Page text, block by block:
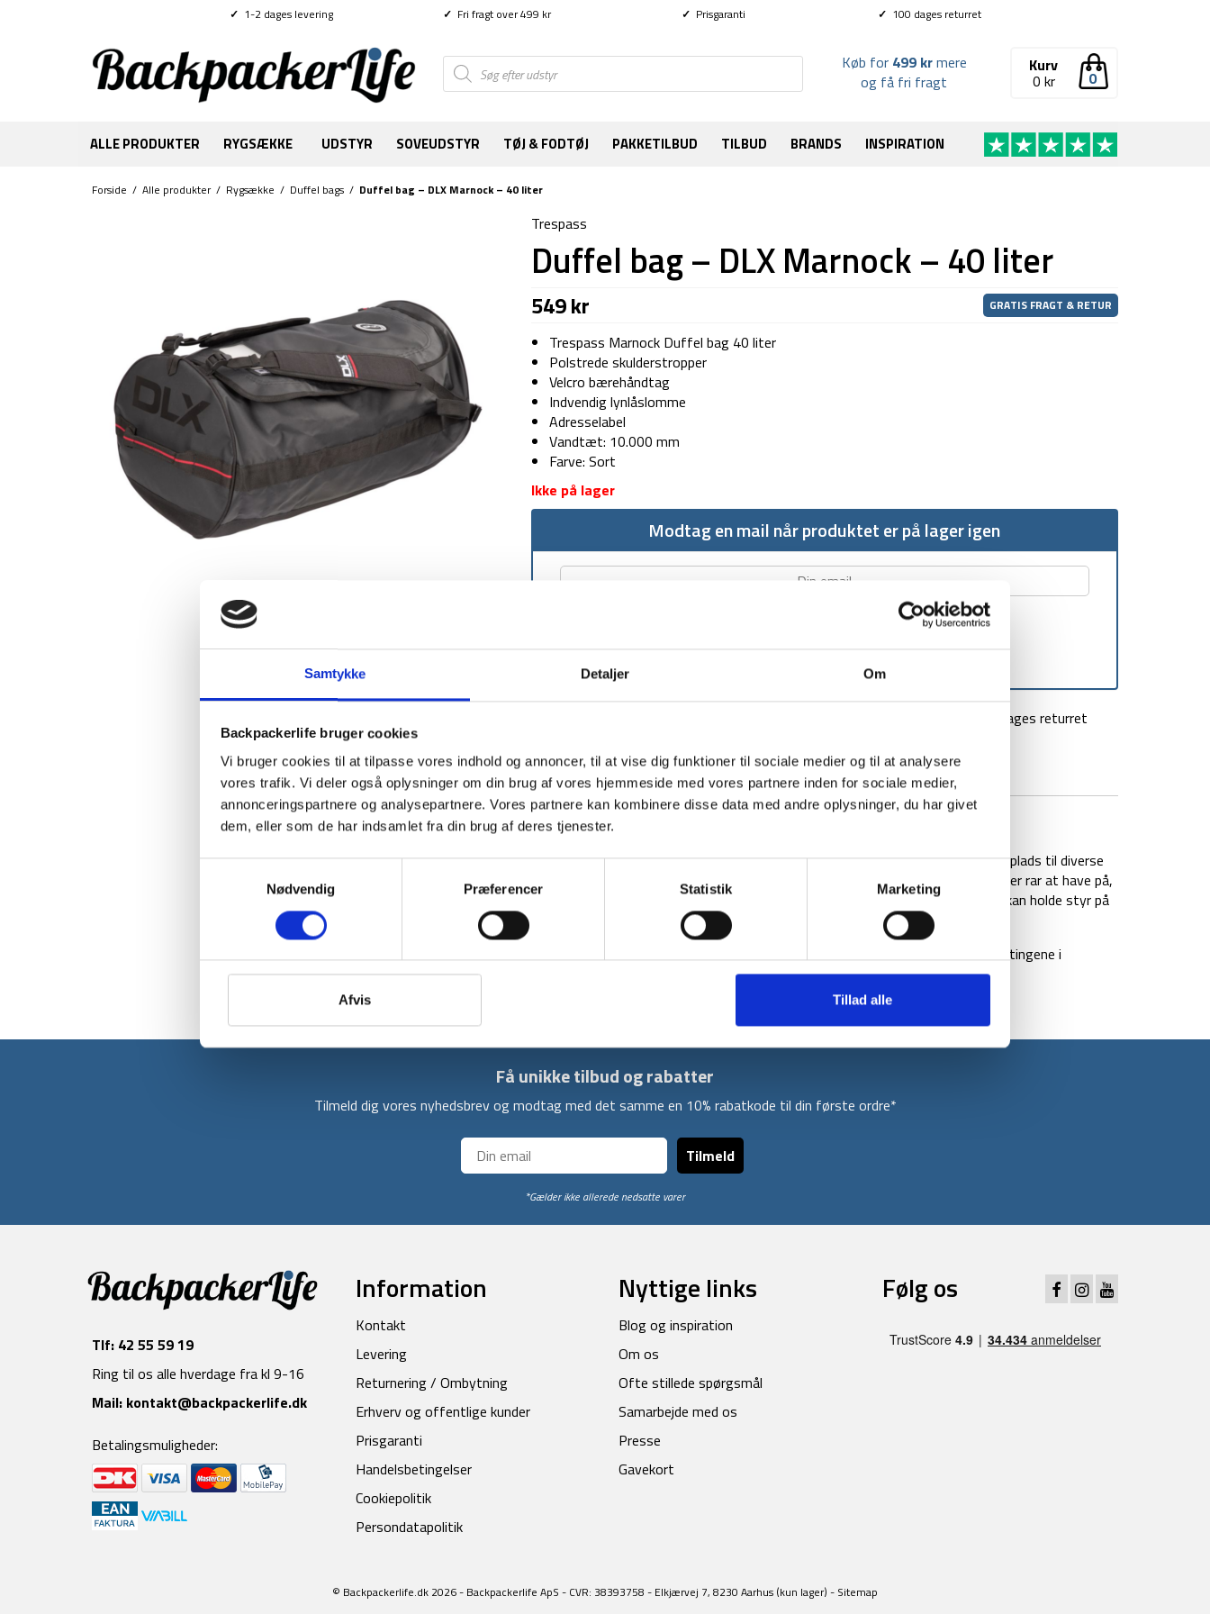
Samtykke Detaljer Om
Backpackerlife bruger cookies
Vi bruger cookies til at tilpasse vores indhold og annoncer, til at vise dig funktioner til sociale medier og til at analysere
vores trafik. Vi deler også oplysninger om din brug af vores hjemmeside med vores partnere inden for sociale medier,
annonceringspartnere og analysepartnere. Vores partnere kan kombinere disse data med andre oplysninger, du har givet
dem, eller som de har indsamlet fra din brug af deres tjenester.
Nødvendig
Præferencer Statistik Marketing
Afvis Tillad alle
✓ 1-2 dages levering ✓ Fri fragt over 499 kr ✓ Prisgaranti ✓ 100 dages returret
Products
search 0
Kurv
0 kr
Køb for 499 krmere
og få fri fragt
ALLE PRODUKTER RYGSÆKKE UDSTYR SOVEUDSTYR TØJ & FODTØJ PAKKETILBUD TILBUD BRANDS INSPIRATION
Forside / Alle produkter/ Rygsække / Duffel bags / Duffel bag – DLX Marnock – 40 liter
Trespass
Duffel bag – DLX Marnock – 40 liter
549kr GRATIS FRAGT & RETUR
Trespass Marnock Duffel bag 40 liter
Polstrede skulderstropper
Velcro bærehåndtag
Indvendig lynlåslomme
Adresselabel
Vandtæt: 10.000 mm
Farve: Sort
Ikke på lager
Modtag en mail når produktet er på lager igen
100 dages returret
Med denne praktiske og håndterbare DLX Marnock duffel bag på 40 liter får du plads til diverse
ting, som du skal have med på din tur. Du får polstrede skulderstropper, så den er rar at have på,
når man skal bære rundt på den. Derudover er der en lynlåslomme indeni, så du kan holde styr på
de mindre ting i rygsækken.
Som bonus er denne duffel bag vandtæt op til 10.000 mm. Så du kan have alle tingene i
rygsækken uden at bekymre dig om regn og slud.
Få unikke tilbud og rabatter
Tilmeld dig vores nyhedsbrev og modtag med det samme en 10% rabatkode til din første ordre*
Tilmeld
*Gælder ikke allerede nedsatte varer
Tlf: 42 55 59 19
Ring til os alle hverdage fra kl 9-16
Mail: kontakt@backpackerlife.dk
Betalingsmuligheder:
Information
Kontakt
Levering
Returnering / Ombytning
Erhverv og offentlige kunder
Prisgaranti
Handelsbetingelser
Cookiepolitik
Persondatapolitik
Nyttige links
Blog og inspiration
Om os
Ofte stillede spørgsmål
Samarbejde med os
Presse
Gavekort
Følg os
© Backpackerlife.dk 2026 - Backpackerlife ApS - CVR: 38393758 - Elkjærvej 7, 8230 Aarhus (kun lager) - Sitemap